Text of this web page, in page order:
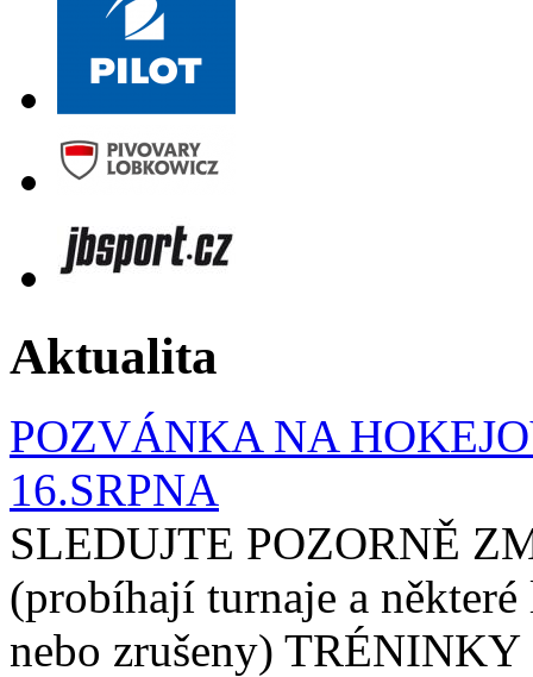
Aktualita
POZVÁNKA NA
16.SRPNA
SLEDUJTE POZORNĚ
(probíhají turnaje a
nebo zrušeny)